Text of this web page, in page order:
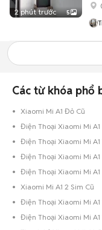
2 phút trước 5
Các từ khóa phổ
Xiaomi Mi A1 Đỏ Cũ
Điện Thoại Xiaomi Mi A1
Điện Thoại Xiaomi Mi A1
Xiaomi Mi A1 2 Sim Cũ